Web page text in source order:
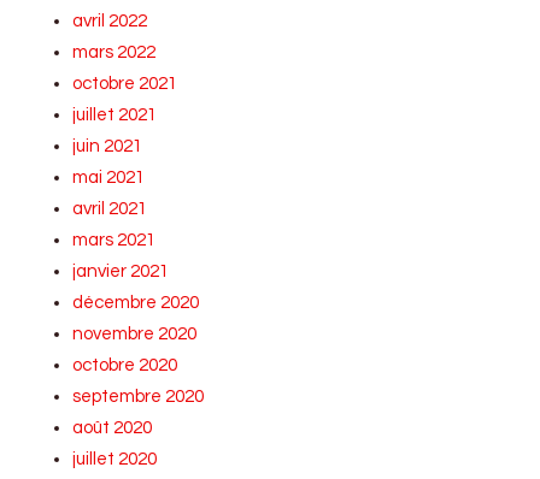
avril 2022
mars 2022
octobre 2021
juillet 2021
juin 2021
mai 2021
avril 2021
mars 2021
janvier 2021
décembre 2020
novembre 2020
octobre 2020
septembre 2020
août 2020
juillet 2020